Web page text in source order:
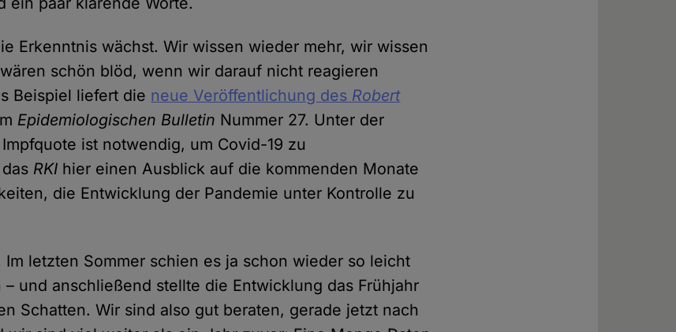
Erkenntnis wächst. Wir wissen wieder mehr, wir wissen
schön blöd, wenn wir darauf nicht reagieren
Beispiel liefert die neue Veröffentlichung des Robert
Epidemiologischen Bulletin Nummer 27. Unter der
ist notwendig, um Covid-19 zu
RKI hier einen Ausblick auf die kommenden Monate
die Entwicklung der Pandemie unter Kontrolle zu
Im letzten Sommer schien es ja schon wieder so leicht
und anschließend stellte die Entwicklung das Frühjahr
Schatten. Wir sind also gut beraten, gerade jetzt nach